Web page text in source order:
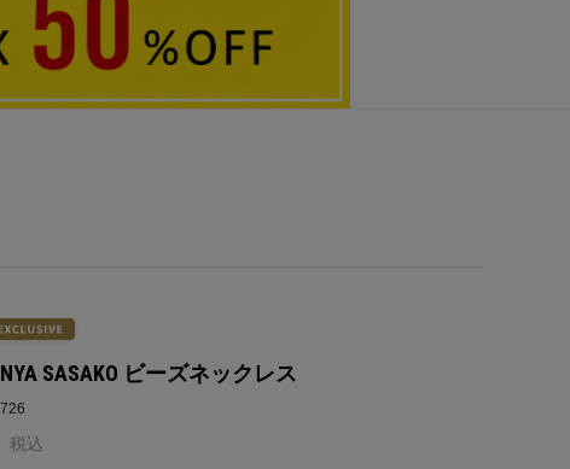
SASAKO ビーズネックレス
税込